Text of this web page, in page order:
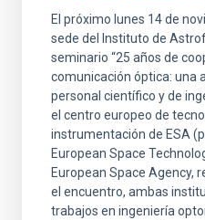
El próximo lunes 14 de
sede del Instituto de
seminario “25 años de
comunicación óptica: una
personal científico y de
el centro europeo de
instrumentación de ESA
European Space
European Space Agency,
el encuentro, ambas
trabajos en ingeniería